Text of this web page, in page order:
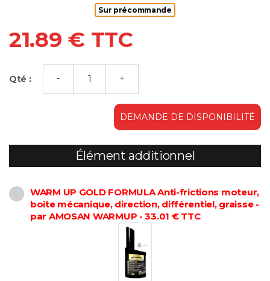
Sur précommande
21.89 € TTC
Qté :
DEMANDE DE DISPONIBILITÉ
Élément additionnel
WARM UP GOLD FORMULA Anti-frictions moteur,
boîte mécanique, direction, différentiel, graisse -
par AMOSAN WARMUP - 33.01 € TTC